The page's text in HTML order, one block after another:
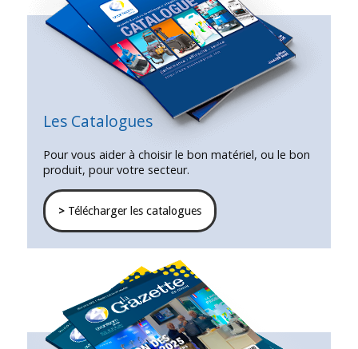
Les Catalogues
Pour vous aider à choisir le bon matériel, ou le bon
produit, pour votre secteur.
>Télécharger les catalogues